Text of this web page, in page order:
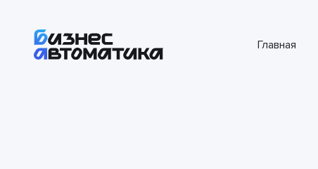
Главная